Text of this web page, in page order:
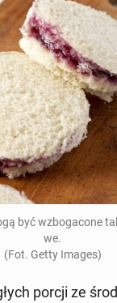
być wzbo­ga­co­ne
we.
(Fot. Getty Images)
porcji ze